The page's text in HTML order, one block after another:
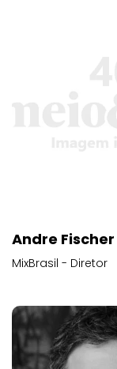
Andre Fischer
MixBrasil - Diretor